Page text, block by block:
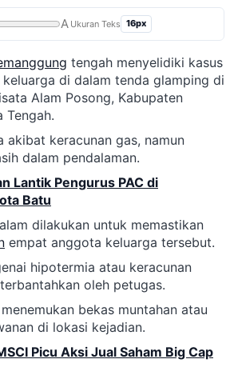
A Ukuran Teks 16px
tengah menyelidiki kasus
di dalam tenda glamping di
Alam Posong, Kabupaten
Tengah.
akibat keracunan gas, namun
dalam pendalaman.
Lantik Pengurus PAC di
Batu
dilakukan untuk memastikan
empat anggota keluarga tersebut.
hipotermia atau keracunan
oleh petugas.
bekas muntahan atau
di lokasi kejadian.
Picu Aksi Jual Saham Big Cap